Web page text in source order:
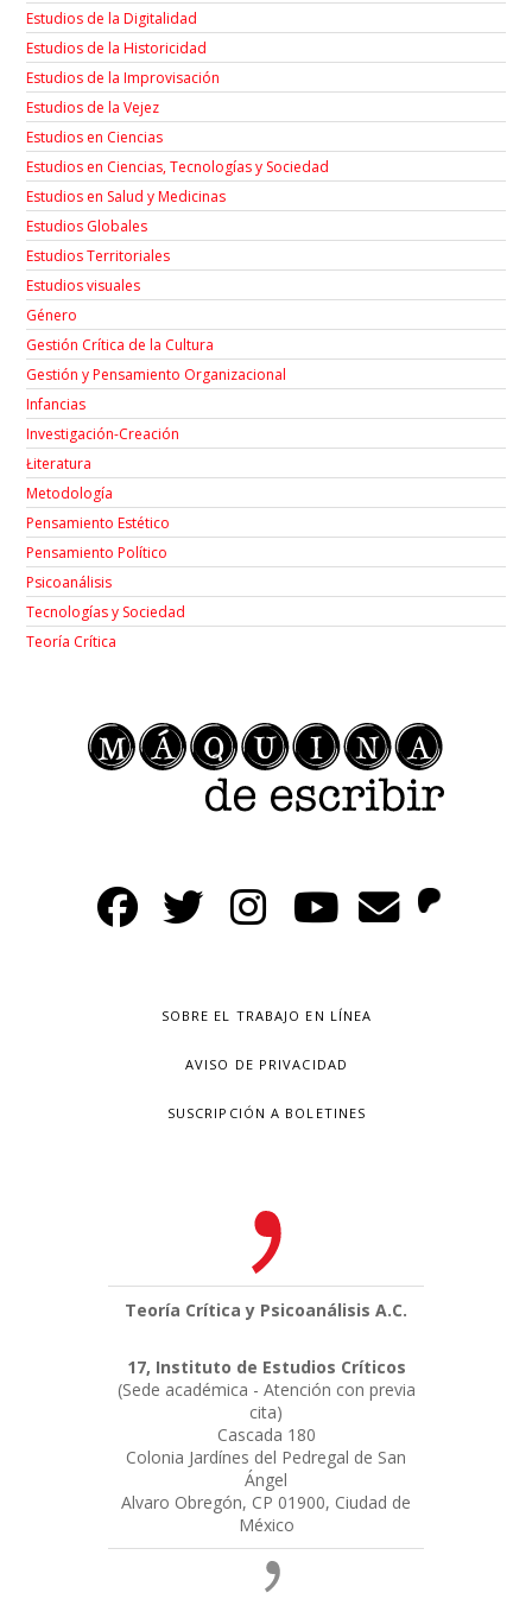
Estudios de la Digitalidad
Estudios de la Historicidad
Estudios de la Improvisación
Estudios de la Vejez
Estudios en Ciencias
Estudios en Ciencias, Tecnologías y Sociedad
Estudios en Salud y Medicinas
Estudios Globales
Estudios Territoriales
Estudios visuales
Género
Gestión Crítica de la Cultura
Gestión y Pensamiento Organizacional
Infancias
Investigación-Creación
Łiteratura
Metodología
Pensamiento Estético
Pensamiento Político
Psicoanálisis
Tecnologías y Sociedad
Teoría Crítica
SOBRE EL TRABAJO EN LÍNEA
AVISO DE PRIVACIDAD
SUSCRIPCIÓN A BOLETINES
Teoría Crítica y Psicoanálisis A.C.
17, Instituto de Estudios Críticos
(Sede académica - Atención con previa
cita)
Cascada 180
Colonia Jardínes del Pedregal de San
Ángel
Alvaro Obregón, CP 01900, Ciudad de
México